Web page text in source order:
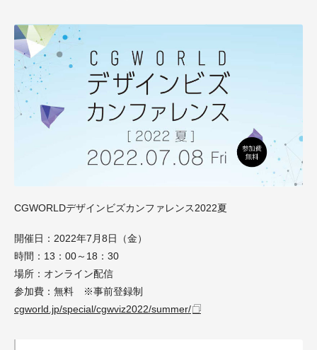
CGWORLDデザインビズカンファレンス2022夏
開催日：2022年7月8日（金）
時間：13：00～18：30
場所：オンライン配信
参加費：無料 ※事前登録制
cgworld.jp/special/cgwviz2022/summer/